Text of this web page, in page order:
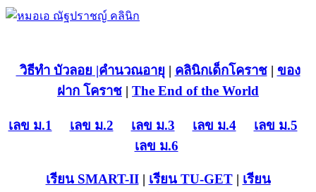
วิธีทำ บัวลอย |คำนวณอายุ | คลินิกเด็กโคราช| ของ
ฝาก โคราช | The End of the World
เลข ม.1 เลข ม.2 เลข ม.3 เลข ม.4
เลข ม.5
เลข ม.6
เรียน SMART-II| เรียน TU-GET| เรียน